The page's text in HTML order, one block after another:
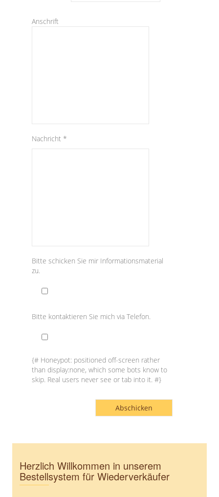
Anschrift
Nachricht *
Bitte schicken Sie mir Informationsmaterial
zu.
Bitte kontaktieren Sie mich via Telefon.
{# Honeypot: positioned off-screen rather
than display:none, which some bots know to
skip. Real users never see or tab into it. #}
Herzlich Willkommen in unserem
Bestellsystem für Wiederverkäufer